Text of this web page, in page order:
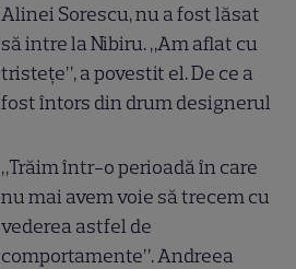
Alinei Sorescu, nu a fost lăsat
să intre la Nibiru. „Am aflat cu
tristețe”, a povestit el. De ce a
fost întors din drum designerul
„Trăim într-o perioadă în care
nu mai avem voie să trecem cu
vederea astfel de
comportamente”. Andreea